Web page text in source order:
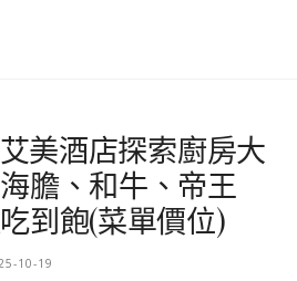
美酒店探索廚房大
膽、和牛、帝王
到飽(菜單價位)
10-19